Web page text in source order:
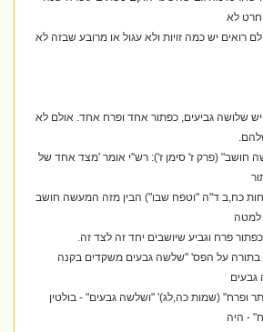
לא
רואים יש כמה זויות ולא עגול או מרובע שבזה לא
גביעים, כפתור אחד ופרח אחד. אולם לא
(פרק ז' סימן ז'): רש"י אומר 'מצד אחד של
כח,ב ד"ה "וטפח שבו") הבין מזה המעשה חושב
פרח וגביע שיושבים יחד זה לצד זה.
על הפס' "שלשה גבעים משקדים בקנה
(שמות כה,לג)' "ושלשה גבעים" - בולטין
היה